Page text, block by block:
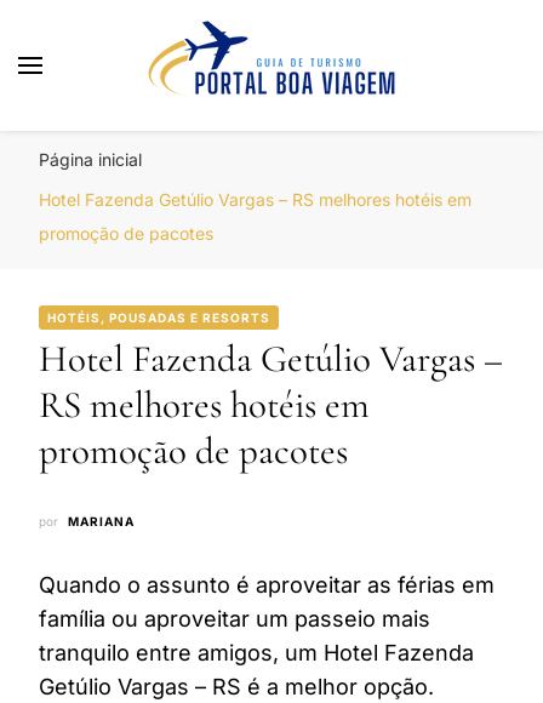
Página inicial
Hotel Fazenda Getúlio Vargas – RS melhores hotéis em
promoção de pacotes
HOTÉIS, POUSADAS E RESORTS
Hotel Fazenda Getúlio Vargas –
RS melhores hotéis em
promoção de pacotes
por MARIANA
Quando o assunto é aproveitar as férias em
família ou aproveitar um passeio mais
tranquilo entre amigos, um Hotel Fazenda
Getúlio Vargas – RS é a melhor opção.